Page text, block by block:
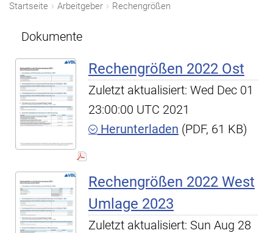
Startseite Arbeitgeber Rechengrößen
Dokumente
Rechengrößen 2022 Ost
Zuletzt aktualisiert: Wed Dec 01
23:00:00 UTC 2021
Herunterladen (PDF, 61 KB)
Rechengrößen 2022 West
Umlage 2023
Zuletzt aktualisiert: Sun Aug 28